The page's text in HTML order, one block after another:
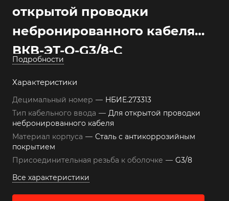
открытой проводки
небронированного кабеля
ВКВ-ЭТ-О-G3/8-С
Подробности
Характеристики
Децимальный номер — НБИЕ.273313
Тип кабельного ввода — Для открытой проводки
небронированного кабеля
Материал корпуса — Сталь с антикоррозийным
покрытием
Присоединительная резьба к оболочке — G3/8
Все характеристики